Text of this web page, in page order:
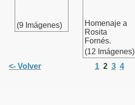
(9 Imágenes)
Homenaje a
Rosita
Fornés.
(12 Imágenes)
<- Volver 1 2 3 4